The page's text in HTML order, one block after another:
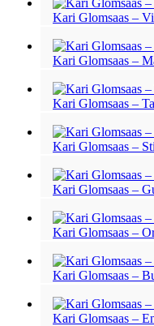
Kari Glomsaas –
Kari Glomsaas –
Kari Glomsaas –
Kari Glomsaas –
Kari Glomsaas –
Kari Glomsaas –
Kari Glomsaas –
Kari Glomsaas –